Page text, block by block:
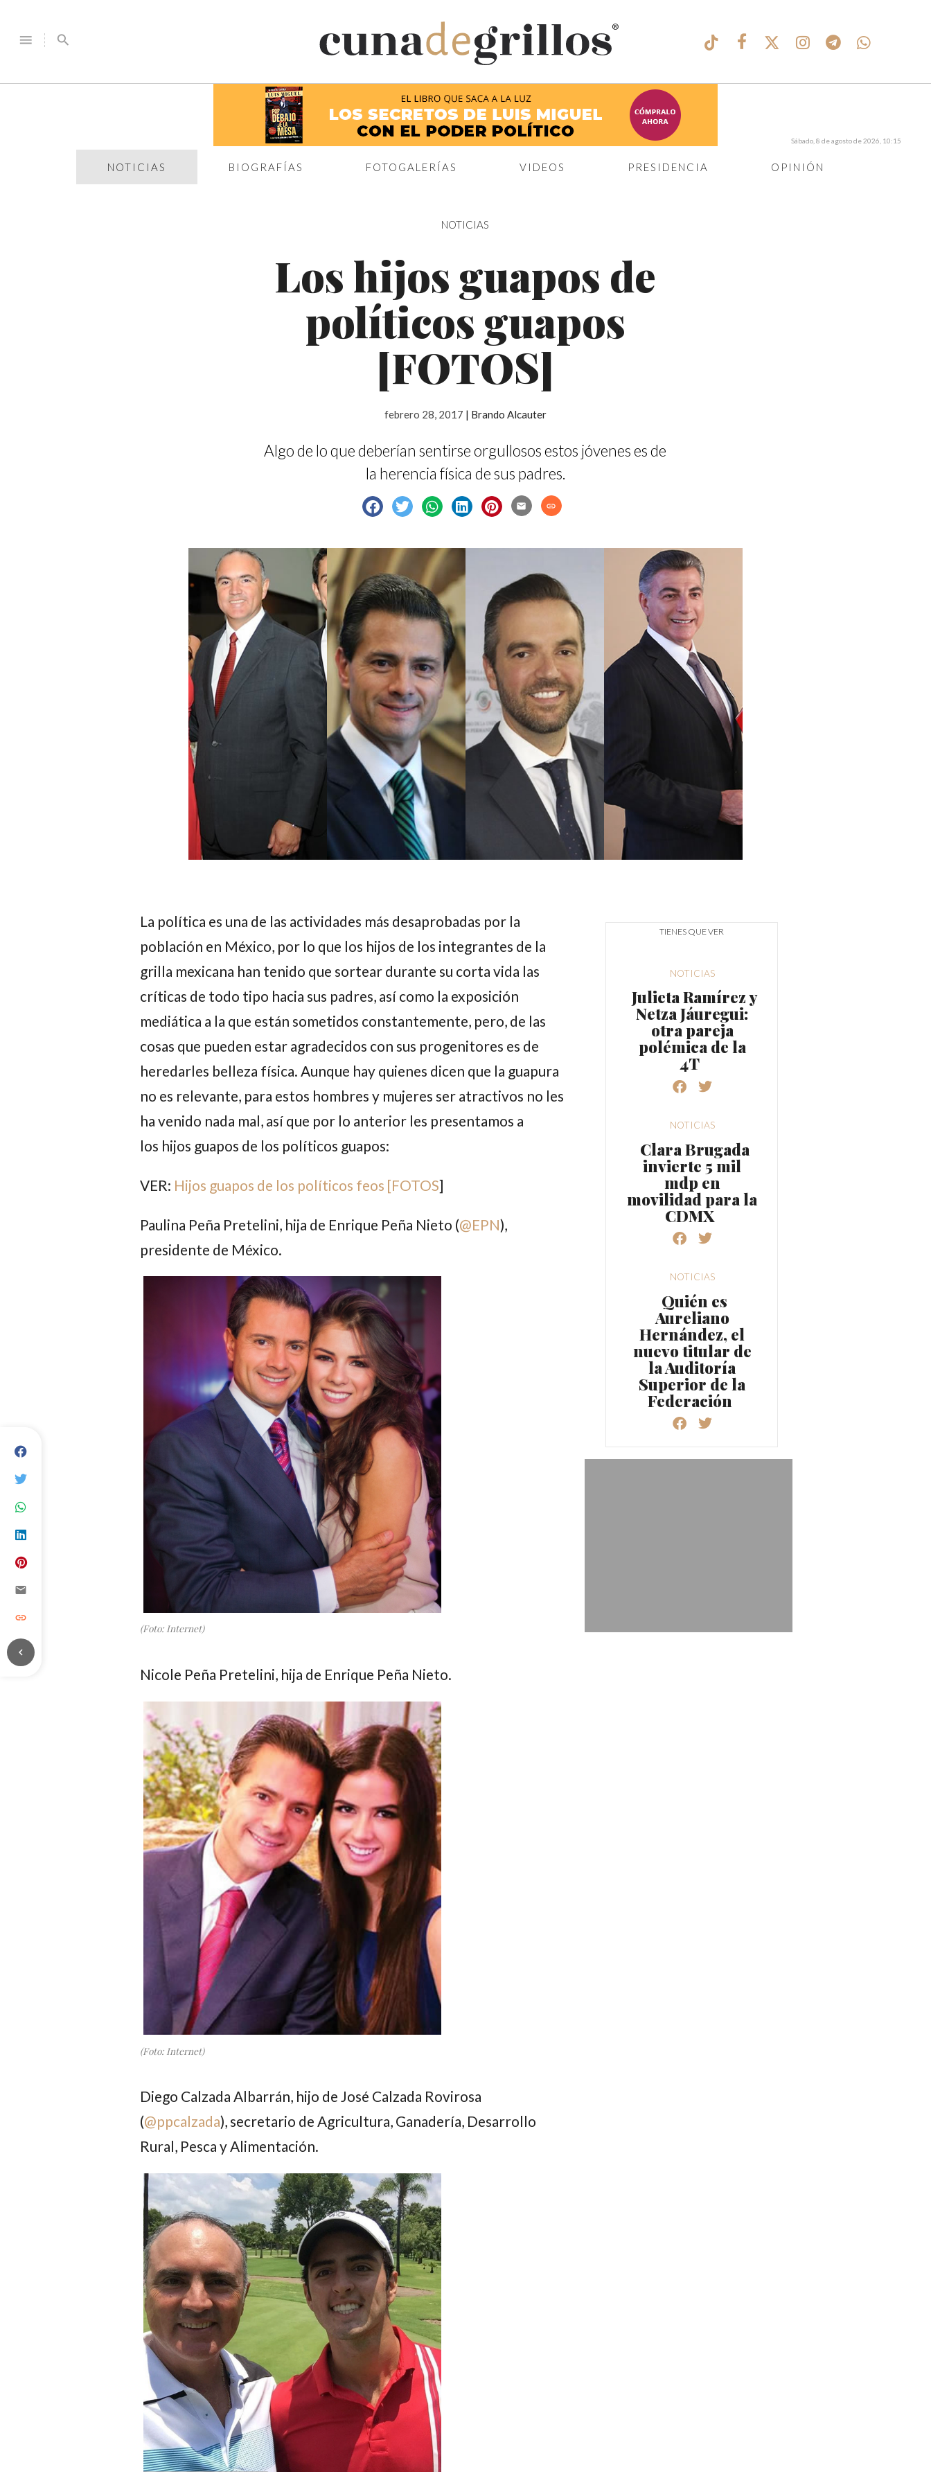
menu search
®
NOTICIAS BIOGRAFÍAS FOTOGALERÍAS VIDEOS PRESIDENCIA OPINIÓN
Sábado, 8 de agosto de 2026, 10:15
email
link
chevron_left
NOTICIAS
Los hijos guapos de
políticos guapos
[FOTOS]
febrero 28, 2017 | Brando Alcauter
Algo de lo que deberían sentirse orgullosos estos jóvenes es de
la herencia física de sus padres.
email link
La política es una de las actividades más desaprobadas por la
población en México, por lo que los hijos de los integrantes de la
grilla mexicana han tenido que sortear durante su corta vida las
críticas de todo tipo hacia sus padres, así como la exposición
mediática a la que están sometidos constantemente, pero, de las
cosas que pueden estar agradecidos con sus progenitores es de
heredarles belleza física. Aunque hay quienes dicen que la guapura
no es relevante, para estos hombres y mujeres ser atractivos no les
ha venido nada mal, así que por lo anterior les presentamos a
los hijos guapos de los políticos guapos:
VER: Hijos guapos de los políticos feos [FOTOS]
Paulina Peña Pretelini, hija de Enrique Peña Nieto (@EPN),
presidente de México.
(Foto: Internet)
Nicole Peña Pretelini, hija de Enrique Peña Nieto.
(Foto: Internet)
Diego Calzada Albarrán, hijo de José Calzada Rovirosa
(@ppcalzada), secretario de Agricultura, Ganadería, Desarrollo
Rural, Pesca y Alimentación.
TIENES QUE VER
NOTICIAS
Julieta Ramírez y
Netza Jáuregui:
otra pareja
polémica de la
4T
NOTICIAS
Clara Brugada
invierte 5 mil
mdp en
movilidad para la
CDMX
NOTICIAS
Quién es
Aureliano
Hernández, el
nuevo titular de
la Auditoría
Superior de la
Federación